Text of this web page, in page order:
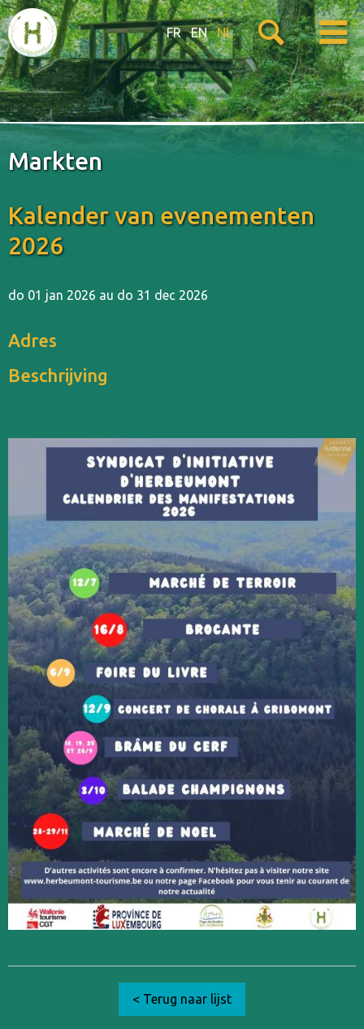
FR EN NL
Markten
Kalender van evenementen
2026
do 01 jan 2026 au do 31 dec 2026
Adres
Beschrijving
< Terug naar lijst